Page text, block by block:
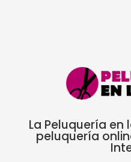
La Peluquería
peluquería